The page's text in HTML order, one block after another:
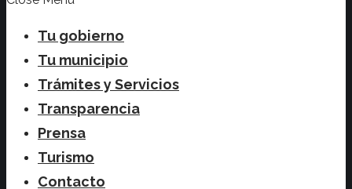
Tu gobierno
Tu municipio
Trámites y Servicios
Transparencia
Prensa
Turismo
Contacto